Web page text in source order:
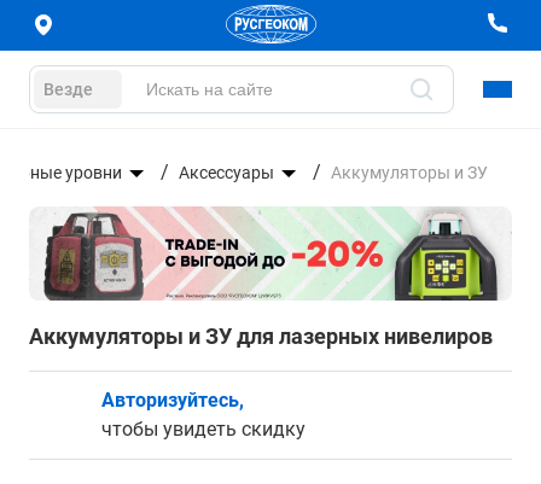
Везде
уровни Аксессуары Аккумуляторы и ЗУ
Аккумуляторы и ЗУ для лазерных нивелиров
Авторизуйтесь,
чтобы увидеть скидку